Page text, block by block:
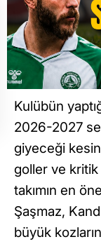
Kulübün
2026-2027
giyeceği
goller ve kritik
takımın en
Şaşmaz,
büyük